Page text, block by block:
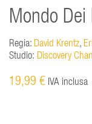
Mondo Dei
Regia: David Krentz,
Studio: Discovery
19,99 € IVA inclusa